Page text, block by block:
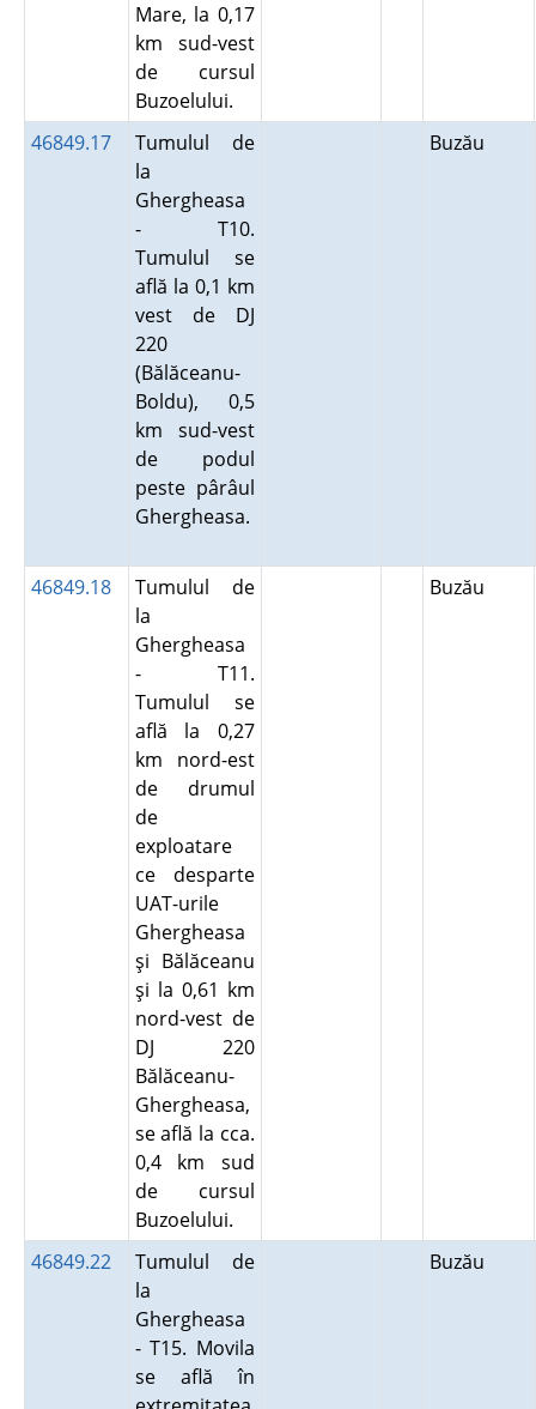
Mare, la 0,17
km sud-vest
de cursul
Buzoelului.
46849.17
Tumulul de
la
Ghergheasa
- T10.
Tumulul se
află la 0,1 km
vest de DJ
220
(Bălăceanu-
Boldu), 0,5
km sud-vest
de podul
peste pârâul
Ghergheasa.
Buzău
46849.18
Tumulul de
la
Ghergheasa
- T11.
Tumulul se
află la 0,27
km nord-est
de drumul
de
exploatare
ce desparte
UAT-urile
Ghergheasa
şi Bălăceanu
şi la 0,61 km
nord-vest de
DJ 220
Bălăceanu-
Ghergheasa,
se află la cca.
0,4 km sud
de cursul
Buzoelului.
Buzău
46849.22
Tumulul de
la
Ghergheasa
- T15. Movila
se află în
Buzău